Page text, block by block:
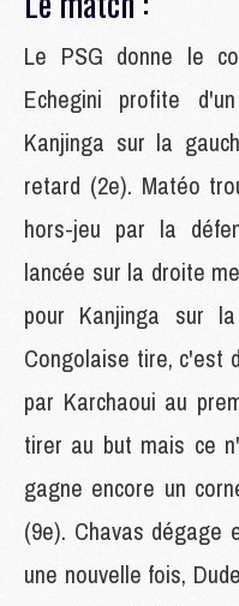
Le PSG donne le
Echegini profite
Kanjinga sur la
retard (2e). Matéo
hors-jeu par la
lancée sur la droite
pour Kanjinga sur
Congolaise tire, c'est
par Karchaoui au
tirer au but mais ce
gagne encore un
(9e). Chavas dégage
une nouvelle fois,